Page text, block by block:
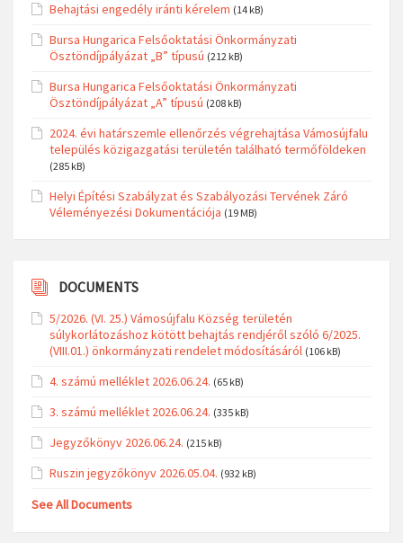
Behajtási engedély iránti kérelem (14 kB)
Bursa Hungarica Felsőoktatási Önkormányzati
Ösztöndíjpályázat „B” típusú (212 kB)
Bursa Hungarica Felsőoktatási Önkormányzati
Ösztöndíjpályázat „A” típusú (208 kB)
2024. évi határszemle ellenőrzés végrehajtása Vámosújfalu
település közigazgatási területén található termőföldeken
(285 kB)
Helyi Építési Szabályzat és Szabályozási Tervének Záró
Véleményezési Dokumentációja (19 MB)
DOCUMENTS
5/2026. (VI. 25.) Vámosújfalu Község területén
súlykorlátozáshoz kötött behajtás rendjéről szóló 6/2025.
(VIII.01.) önkormányzati rendelet módosításáról (106 kB)
4. számú melléklet 2026.06.24. (65 kB)
3. számú melléklet 2026.06.24. (335 kB)
Jegyzőkönyv 2026.06.24. (215 kB)
Ruszin jegyzőkönyv 2026.05.04. (932 kB)
See All Documents